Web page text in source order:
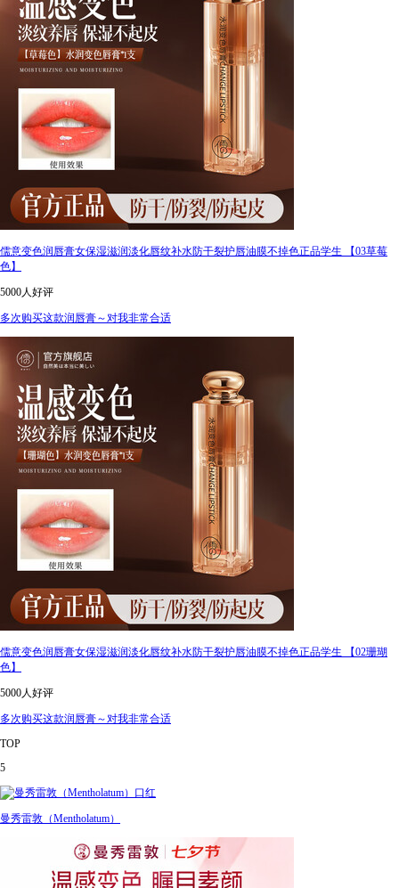
儒意变色润唇膏女保湿滋润淡化唇纹补水防干裂护唇油膜不掉色正品学生 【03草莓
色】
5000人好评
多次购买这款润唇膏～对我非常合适
儒意变色润唇膏女保湿滋润淡化唇纹补水防干裂护唇油膜不掉色正品学生 【02珊瑚
色】
5000人好评
多次购买这款润唇膏～对我非常合适
TOP
5
曼秀雷敦（Mentholatum）